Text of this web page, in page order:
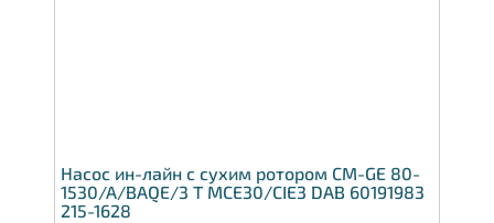
Насос ин-лайн с сухим ротором CM-GE 80-
1530/A/BAQE/3 T MCE30/CIE3 DAB 60191983
215-1628